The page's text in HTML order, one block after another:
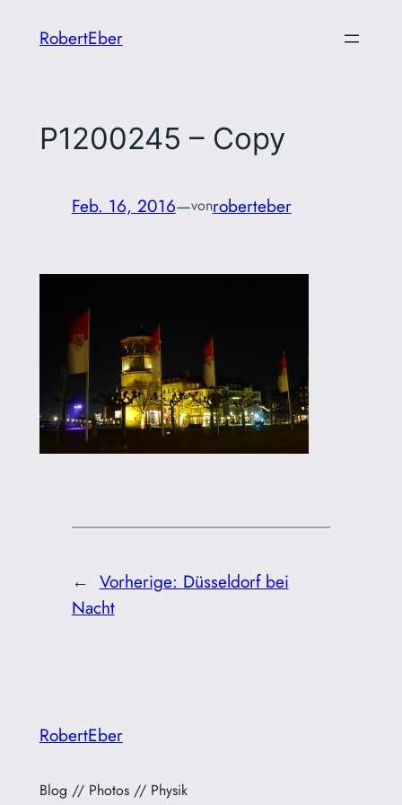
InhaltRobertEber
P1200245 – Copy
Feb. 16, 2016—vonroberteber
← Vorherige: Düsseldorf bei
Nacht
RobertEber
Blog // Photos // Physik